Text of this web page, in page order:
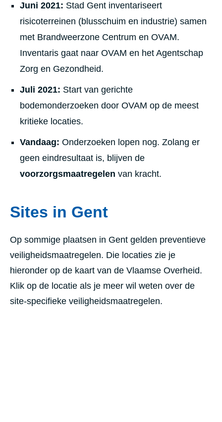
Juni 2021: Stad Gent inventariseert
risicoterreinen (blusschuim en industrie) samen
met Brandweerzone Centrum en OVAM.
Inventaris gaat naar OVAM en het Agentschap
Zorg en Gezondheid.
Juli 2021: Start van gerichte
bodemonderzoeken door OVAM op de meest
kritieke locaties.
Vandaag: Onderzoeken lopen nog. Zolang er
geen eindresultaat is, blijven de
voorzorgsmaatregelen van kracht.
Sites in Gent
Op sommige plaatsen in Gent gelden preventieve
veiligheidsmaatregelen. Die locaties zie je
hieronder op de kaart van de Vlaamse Overheid.
Klik op de locatie als je meer wil weten over de
site-specifieke veiligheidsmaatregelen.